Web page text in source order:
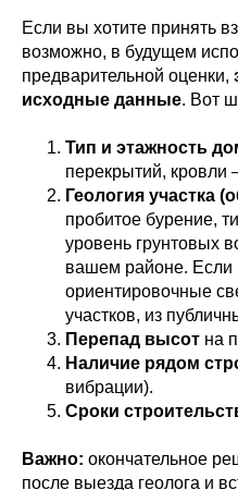
Если вы хотите принять
возможно, в будущем
предварительной оценки,
исходные данные. Вот
Тип и этажность
перекрытий, кровли
Геология участка
пробитое бурение,
уровень грунтовых
вашем районе. Если
ориентировочные
участков, из
Перепад высот на
Наличие рядом
вибрации).
Сроки
Важно: окончательное
после выезда геолога и